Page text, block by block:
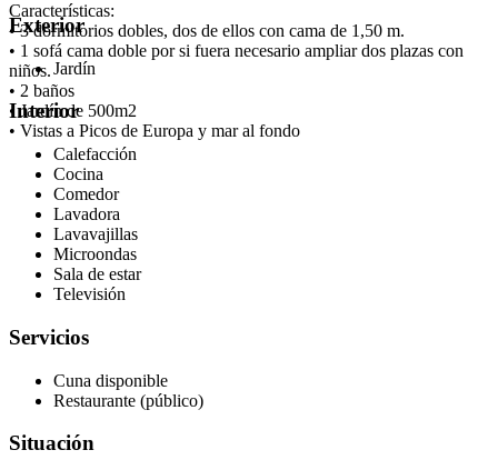
Características:
• 3 dormitorios dobles, dos de ellos con cama de 1,50 m.
• 1 sofá cama doble por si fuera necesario ampliar dos plazas con
niños.
• 2 baños
• Jardín de 500m2
• Vistas a Picos de Europa y mar al fondo
Exterior
Jardín
Interior
Calefacción
Cocina
Comedor
Lavadora
Lavavajillas
Microondas
Sala de estar
Televisión
Servicios
Cuna disponible
Restaurante (público)
Situación